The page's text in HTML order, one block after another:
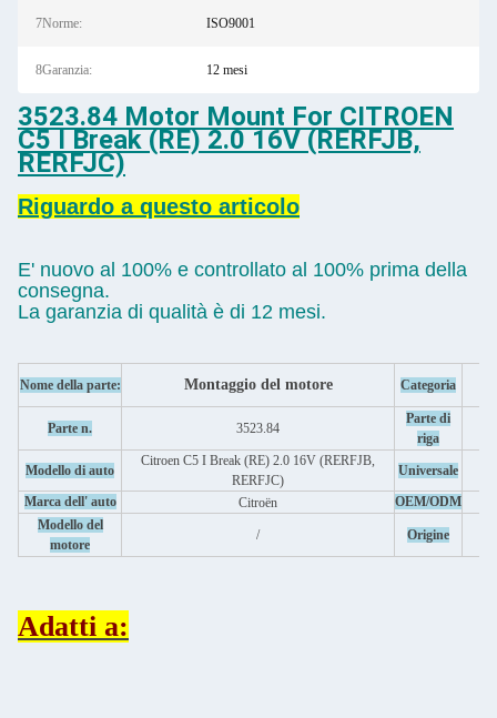
7Norme: ISO9001
8Garanzia: 12 mesi
3523.84 Motor Mount For CITROEN
C5 I Break (RE) 2.0 16V (RERFJB,
RERFJC)
Riguardo a questo articolo
E' nuovo al 100% e controllato al 100% prima della
consegna.
La garanzia di qualità è di 12 mesi.
Nome della parte: Montaggio del motore Categoria
Parte n. 3523.84
Parte di
riga
Modello di auto
Citroen C5 I Break (RE) 2.0 16V (RERFJB,
RERFJC)
Universale
Marca dell' auto
Citroën
OEM/ODM
Modello del
motore
/ Origine
Adatti a: